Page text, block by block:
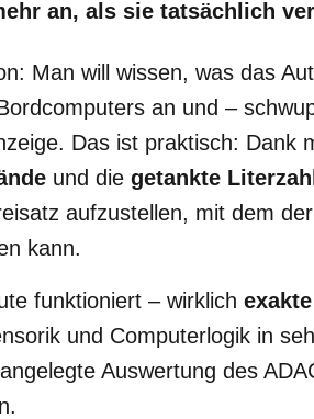
an, als sie tatsächlich
Man will wissen, was das
an und –
Das ist praktisch: Dank
und die getankte Literzahl
aufzustellen, mit dem der
kann.
funktioniert – wirklich
und Computerlogik in
Auswertung des